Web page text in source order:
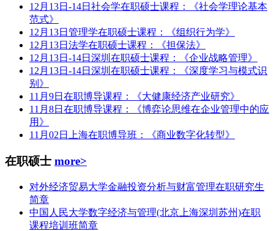
12月13日-14日社会学在职硕士课程：《社会学理论基本
范式》
12月13日管理学在职硕士课程：《组织行为学》
12月13日法学在职硕士课程：《担保法》
12月13日-14日深圳在职硕士课程：《企业战略管理》
12月13日-14日深圳在职硕士课程：《深度学习与模式识
别》
11月9日在职博导课程：《大健康经济产业研究》
11月8日在职博导课程：《博弈论思维在企业管理中的应
用》
11月02日上海在职博导班：《商业数字化转型》
在职硕士 more>
对外经济贸易大学金融投资分析与财富管理在职研究生
简章
中国人民大学数字经济与管理(北京上海深圳苏州)在职
课程培训班简章